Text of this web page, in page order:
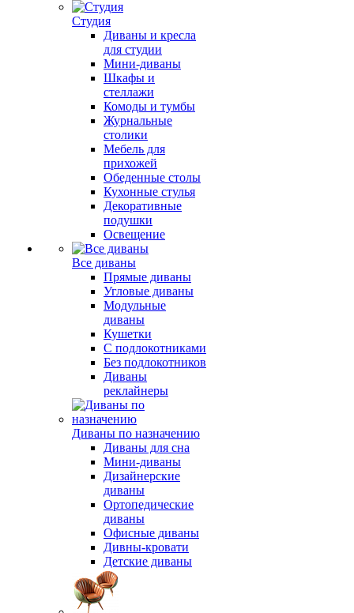
Студия
Диваны и кресла
для студии
Мини-диваны
Шкафы и
стеллажи
Комоды и тумбы
Журнальные
столики
Мебель для
прихожей
Обеденные столы
Кухонные стулья
Декоративные
подушки
Освещение
Все диваны
Прямые диваны
Угловые диваны
Модульные
диваны
Кушетки
С подлокотниками
Без подлокотников
Диваны
реклайнеры
Диваны по назначению
Диваны для сна
Мини-диваны
Дизайнерские
диваны
Ортопедические
диваны
Офисные диваны
Дивны-кровати
Детские диваны